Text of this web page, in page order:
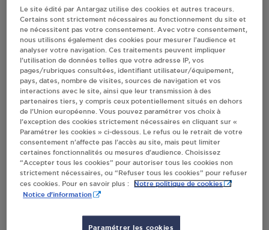
Villes
CLERMONT MATERIEL AUBIERE
34 RUE DES VARENNES
63170AUBIERE
S'Y RENDRE
STATION GPL CARBURANT AUCHAN
AUBIERE
CC PLEIN SUD ROUTE D'ISSOIRE
63170
AUBIERE
S'Y RENDRE
Le site édité par Antargaz utilise des cookies et autres traceurs.
Certains sont strictement nécessaires au fonctionnement du site et
ne nécessitent pas votre consentement. Avec votre consentement,
nous utilisons également des cookies pour mesurer l’audience et
analyser votre navigation. Ces traitements peuvent impliquer
l’utilisation de données telles que votre adresse IP, vos
pages/rubriques consultées, identifiant utilisateur/équipement,
pays, dates, nombre de visites, sources de navigation et vos
interactions avec le site, ainsi que leur transmission à des
partenaires tiers, y compris ceux potentiellement situés en dehors
de l’Union européenne. Vous pouvez paramétrer vos choix à
l’exception des cookies strictement nécessaires en cliquant sur «
Paramétrer les cookies » ci-dessous. Le refus ou le retrait de votre
consentement n’affecte pas l’accès au site, mais peut limiter
certaines fonctionnalités ou mesures d’audience. Choisissez
“Accepter tous les cookies” pour autoriser tous les cookies non
strictement nécessaires, ou “Refuser tous les cookies” pour refuser
ces cookies. Pour en savoir plus :
Notre politique de cookies
Notice d'information
Paramétrer les cookies